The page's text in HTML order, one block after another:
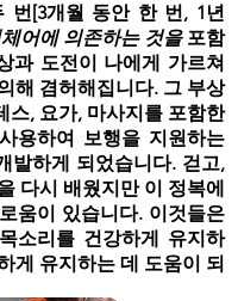
번[3개월 동안 한 번, 1년
어에 의존하는 것을포함
과 도전이 나에게 가르쳐
해 겸허해집니다. 그 부상
스, 요가, 마사지를 포함한
용하여 보행을 지원하는
발하게 되었습니다. 걷고,
다시 배웠지만 이 정복에
움이 있습니다. 이것들은
소리를 건강하게 유지하
게 유지하는 데 도움이 되